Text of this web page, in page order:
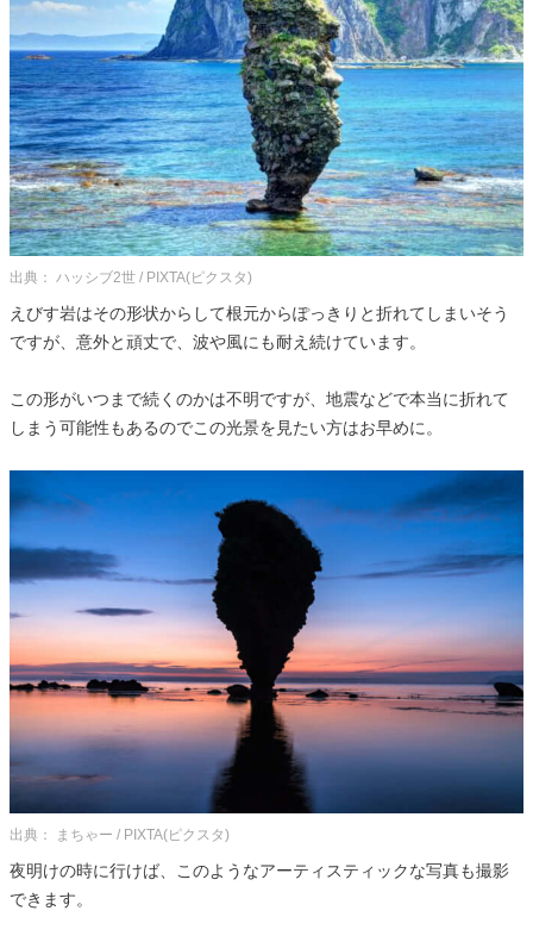
出典： ハッシブ2世 / PIXTA(ピクスタ)
えびす岩はその形状からして根元からぽっきりと折れてしまいそう
ですが、意外と頑丈で、波や風にも耐え続けています。
この形がいつまで続くのかは不明ですが、地震などで本当に折れて
しまう可能性もあるのでこの光景を見たい方はお早めに。
出典： まちゃー / PIXTA(ピクスタ)
夜明けの時に行けば、このようなアーティスティックな写真も撮影
できます。